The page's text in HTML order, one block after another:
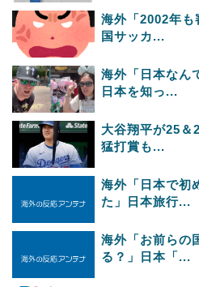
海外「2002年も
国サッカ...
海外「日本なん
日本を知っ...
大谷翔平が25＆
猛打賞も...
海外「日本で初
た」日本旅行...
海外「お前らの
る？」日本「...